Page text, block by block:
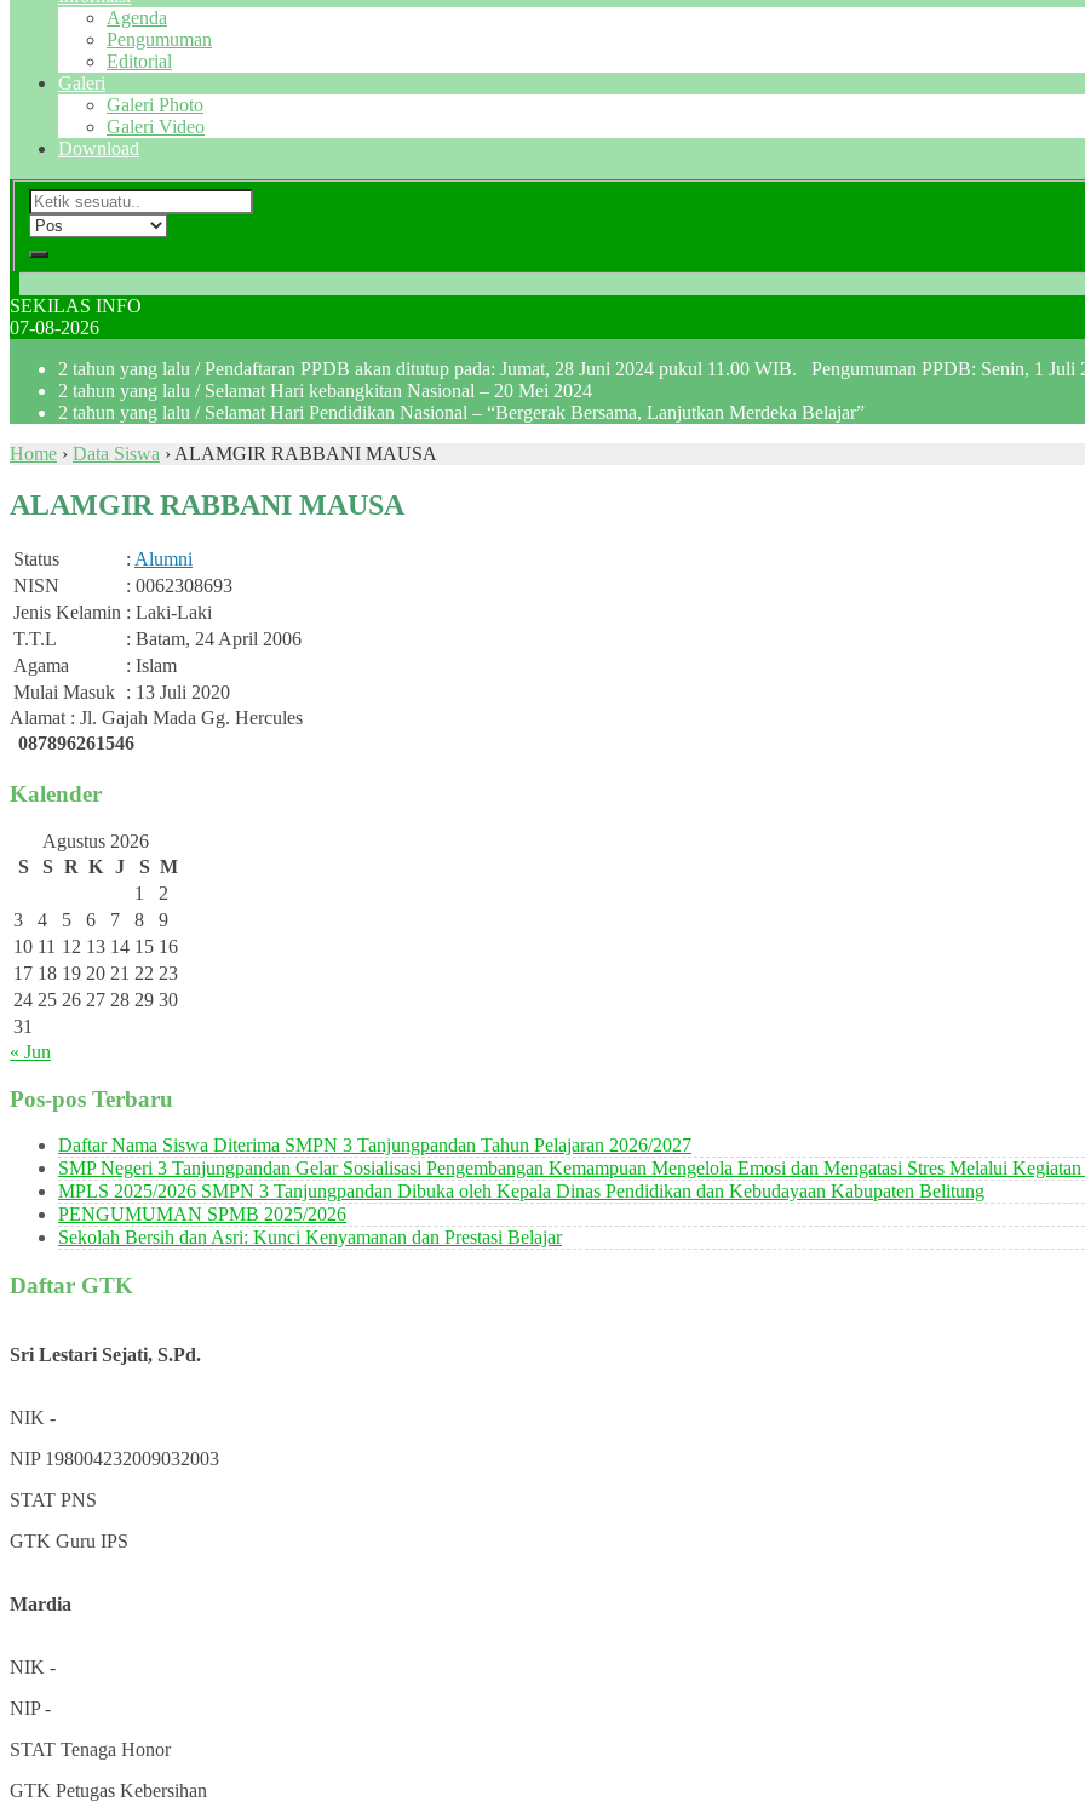
Agenda
Pengumuman
Editorial
Galeri
Galeri Photo
Galeri Video
Download
SEKILAS INFO
07-08-2026
2 tahun yang lalu / Pendaftaran PPDB akan ditutup pada: Jumat, 28 Juni 2024 pukul 11.00 WIB. Pengumuman PPDB: Senin, 1 Juli
2 tahun yang lalu / Selamat Hari kebangkitan Nasional – 20 Mei 2024
2 tahun yang lalu / Selamat Hari Pendidikan Nasional – “Bergerak Bersama, Lanjutkan Merdeka Belajar”
Home › Data Siswa › ALAMGIR RABBANI MAUSA
ALAMGIR RABBANI MAUSA
Status : Alumni
NISN
: 0062308693
Jenis Kelamin : Laki-Laki
T.T.L
: Batam, 24 April 2006
Agama
: Islam
Mulai Masuk : 13 Juli 2020
Alamat : Jl. Gajah Mada Gg. Hercules
087896261546
Kalender
Agustus 2026
S
S R K J S M
1
2
3
4 5 6 7 8
9
10 11 12 13 14 15 16
17 18 19 20 21 22 23
24 25 26 27 28 29 30
31
« Jun
Pos-pos Terbaru
Daftar Nama Siswa Diterima SMPN 3 Tanjungpandan Tahun Pelajaran 2026/2027
SMP Negeri 3 Tanjungpandan Gelar Sosialisasi Pengembangan Kemampuan Mengelola Emosi dan Mengatasi Stres Melalui
MPLS 2025/2026 SMPN 3 Tanjungpandan Dibuka oleh Kepala Dinas Pendidikan dan Kebudayaan Kabupaten Belitung
PENGUMUMAN SPMB 2025/2026
Sekolah Bersih dan Asri: Kunci Kenyamanan dan Prestasi Belajar
Daftar GTK
Sri Lestari Sejati, S.Pd.
NIK -
NIP 198004232009032003
STAT PNS
GTK Guru IPS
Mardia
NIK -
NIP-
STAT Tenaga Honor
GTK Petugas Kebersihan